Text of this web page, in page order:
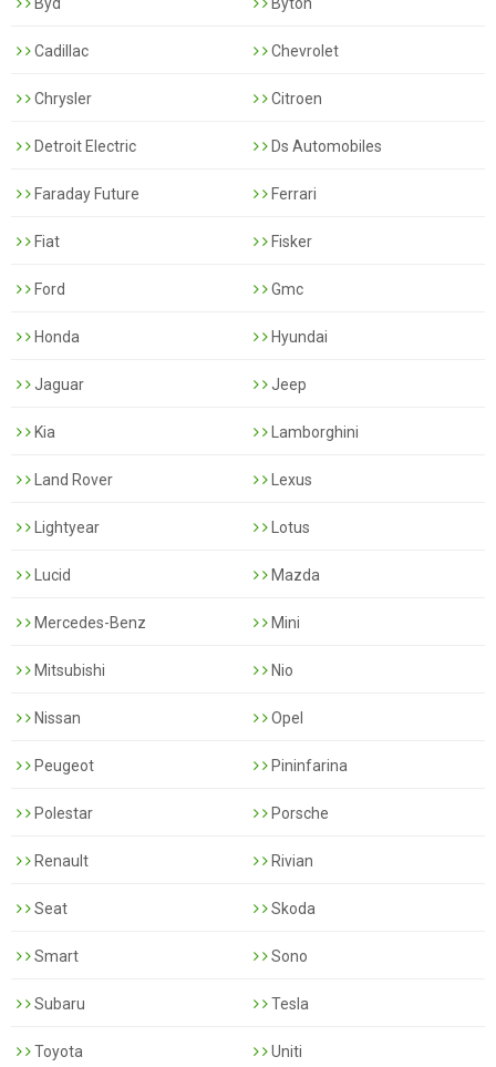
Cadillac Chevrolet
Chrysler Citroen
Detroit Electric Ds Automobiles
Faraday Future Ferrari
Fiat Fisker
Ford Gmc
Honda Hyundai
Jaguar Jeep
Kia Lamborghini
Land Rover Lexus
Lightyear Lotus
Lucid Mazda
Mercedes-Benz Mini
Mitsubishi Nio
Nissan Opel
Peugeot Pininfarina
Polestar Porsche
Renault Rivian
Seat Skoda
Smart Sono
Subaru Tesla
Toyota Uniti